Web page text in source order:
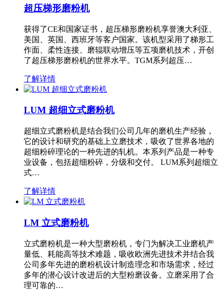
超压梯形磨粉机
获得了CE和国家证书，超压梯形磨粉机享誉澳大利亚、
美国、英国、西班牙等客户国家。该机型采用了梯形工
作面、柔性连接、磨辊联动增压等五项磨机技术，开创
了超压梯形磨粉机的世界水平。TGM系列超压…
了解详情
LUM 超细立式磨粉机
超细立式磨粉机是结合我们公司几年的磨机生产经验，
它的设计和研究的基础上立磨技术，吸收了世界各地的
超细粉碎理论的一种先进的轧机。本系列产品是一种专
业设备，包括超细粉碎，分级和交付。 LUM系列超细立
式…
了解详情
LM 立式磨粉机
立式磨粉机是一种大型磨粉机，专门为解决工业磨机产
量低、耗能高等技术难题，吸收欧洲先进技术并结合我
公司多年先进的磨粉机设计制造理念和市场需求，经过
多年的潜心设计改进后的大型粉磨设备。立磨采用了合
理可靠的…